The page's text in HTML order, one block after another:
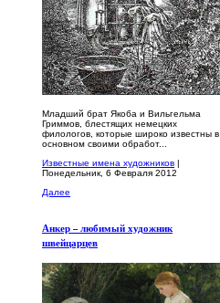
Младший брат Якоба и Вильгельма
Гриммов, блестящих немецких
филологов, которые широко известны в
основном своими обработ...
Известные имена художников |
Понедельник, 6 Февраля 2012
Далее
Анкер – любимый художник
швейцарцев